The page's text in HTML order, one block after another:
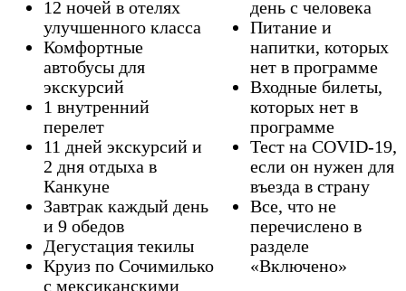
12 ночей в отелях
улучшенного класса
Комфортные
автобусы для
экскурсий
1 внутренний
перелет
11 дней экскурсий и
2 дня отдыха в
Канкуне
Завтрак каждый день
и 9 обедов
Дегустация текилы
Круиз по Сочимилько
с мексиканскими
день с человека
Питание и
напитки, которых
нет в программе
Входные билеты,
которых нет в
программе
Тест на COVID-19,
если он нужен для
въезда в страну
Все, что не
перечислено в
разделе
«Включено»